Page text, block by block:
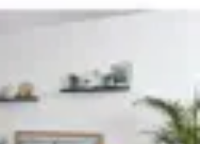
Avis d'experts